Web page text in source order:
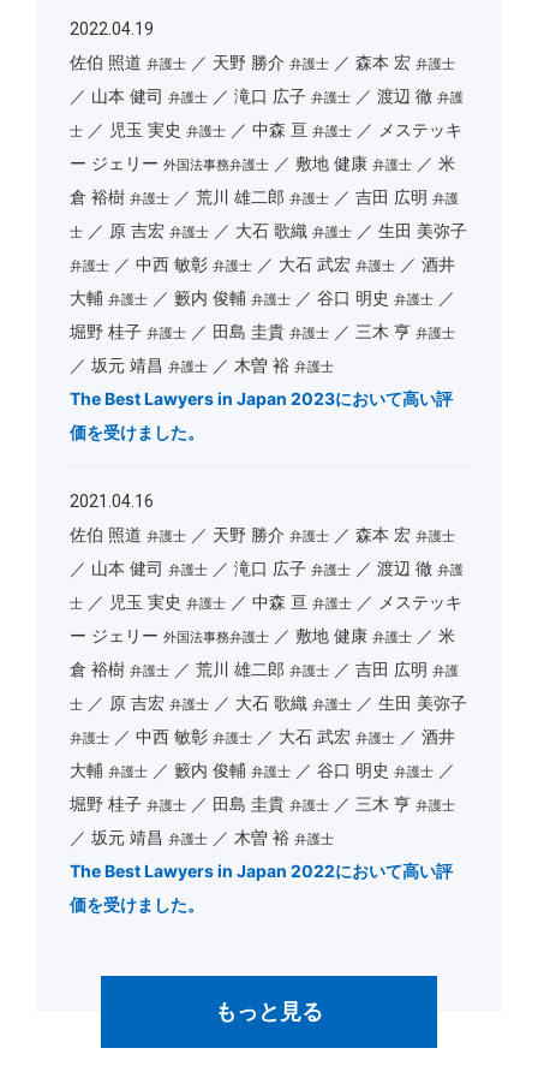
2022.04.19
佐伯 照道 弁護士 天野 勝介 弁護士 森本 宏 弁護士
山本 健司 弁護士 滝口 広子 弁護士 渡辺 徹 弁護
士
児玉 実史 弁護士 中森 亘 弁護士
メステッキ
ー ジェリー 外国法事務弁護士 敷地 健康 弁護士
米
倉 裕樹 弁護士 荒川 雄二郎 弁護士 吉田 広明 弁護
士
原 吉宏 弁護士 大石 歌織 弁護士 生田 美弥子
弁護士 中西 敏彰 弁護士 大石 武宏 弁護士
酒井
大輔 弁護士 籔内 俊輔 弁護士 谷口 明史 弁護士
堀野 桂子 弁護士 田島 圭貴 弁護士 三木 亨 弁護士
坂元 靖昌 弁護士 木曽 裕 弁護士
The Best Lawyers in Japan 2023において高い評
価を受けました。
2021.04.16
佐伯 照道 弁護士 天野 勝介 弁護士 森本 宏 弁護士
山本 健司 弁護士 滝口 広子 弁護士 渡辺 徹 弁護
士
児玉 実史 弁護士 中森 亘 弁護士
メステッキ
ー ジェリー 外国法事務弁護士 敷地 健康 弁護士
米
倉 裕樹 弁護士 荒川 雄二郎 弁護士 吉田 広明 弁護
士
原 吉宏 弁護士 大石 歌織 弁護士 生田 美弥子
弁護士 中西 敏彰 弁護士 大石 武宏 弁護士
酒井
大輔 弁護士 籔内 俊輔 弁護士 谷口 明史 弁護士
堀野 桂子 弁護士 田島 圭貴 弁護士 三木 亨 弁護士
坂元 靖昌 弁護士 木曽 裕 弁護士
The Best Lawyers in Japan 2022において高い評
価を受けました。
もっと見る